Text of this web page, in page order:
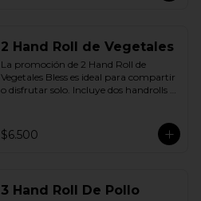
2 Hand Roll de Vegetales
La promoción de 2 Hand Roll de
Vegetales Bless es ideal para compartir
o disfrutar solo. Incluye dos handrolls
apanado en panko crocante, más
salsas a elección. Una opción práctica,
$6.500
3 Hand Roll De Pollo